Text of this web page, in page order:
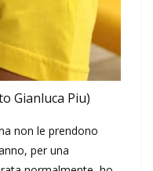
Gianluca Piu)
non le prendono
per una